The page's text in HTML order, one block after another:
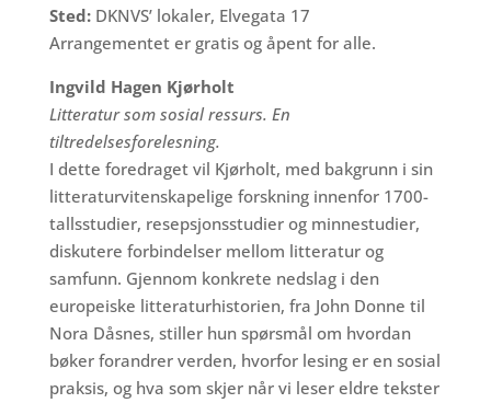
Sted:DKNVS’ lokaler, Elvegata 17
Arrangementet er gratis og åpent for alle.
Ingvild Hagen Kjørholt
Litteratur som sosial ressurs. En
tiltredelsesforelesning.
I dette foredraget vil Kjørholt, med bakgrunn i sin
litteraturvitenskapelige forskning innenfor 1700-
tallsstudier, resepsjonsstudier og minnestudier,
diskutere forbindelser mellom litteratur og
samfunn. Gjennom konkrete nedslag i den
europeiske litteraturhistorien, fra John Donne til
Nora Dåsnes, stiller hun spørsmål om hvordan
bøker forandrer verden, hvorfor lesing er en sosial
praksis, og hva som skjer når vi leser eldre tekster